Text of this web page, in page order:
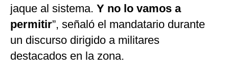
jaque al sistema. Y no lo vamos a
permitir”, señaló el mandatario durante
un discurso dirigido a militares
destacados en la zona.